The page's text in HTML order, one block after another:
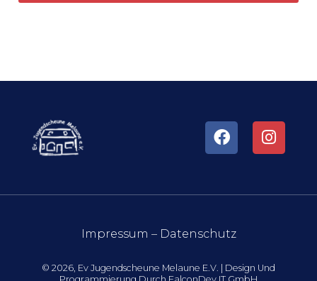
Impressum – Datenschutz
© 2026, Ev Jugendscheune Melaune E.V. | Design Und